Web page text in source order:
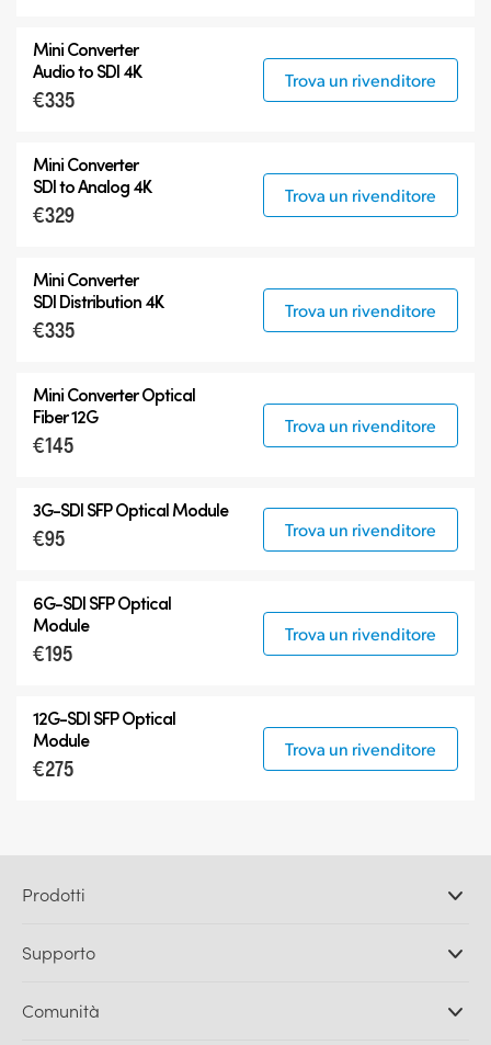
Mini Converter
Audio to SDI 4K
€335
Trova un rivenditore
Mini Converter
SDI to Analog 4K
€329
Trova un rivenditore
Mini Converter
SDI Distribution 4K
€335
Trova un rivenditore
Mini Converter Optical
Fiber 12G
€145
Trova un rivenditore
3G-SDI SFP Optical Module
€95 Trova un rivenditore
6G-SDI SFP Optical
Module
€195
Trova un rivenditore
12G-SDI SFP Optical
Module
€275
Trova un rivenditore
Prodotti
DaVinci Resolve e Fusion
Ultimatte
Supporto
Centro assistenza
Comunità